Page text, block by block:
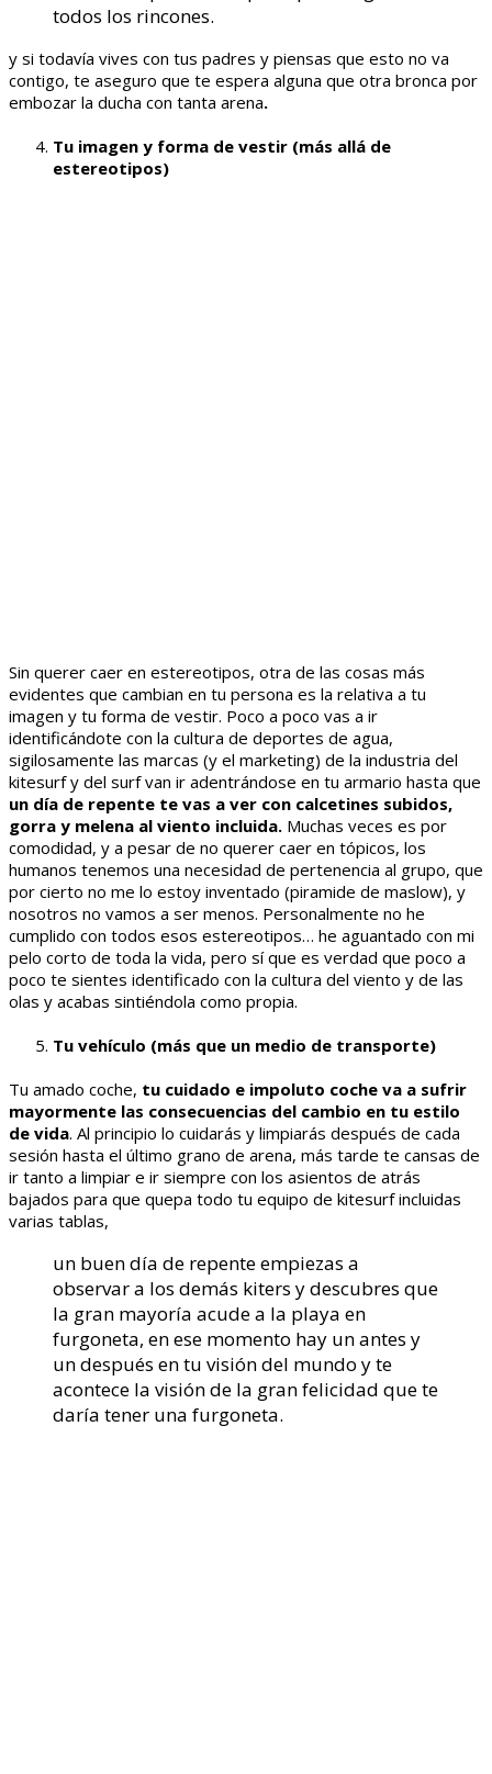
todos los rincones.
y si todavía vives con tus padres y piensas que esto no va
contigo, te aseguro que te espera alguna que otra bronca por
embozar la ducha con tanta arena.
Tu imagen y forma de vestir (más allá de
estereotipos)
Sin querer caer en estereotipos, otra de las cosas más
evidentes que cambian en tu persona es la relativa a tu
imagen y tu forma de vestir. Poco a poco vas a ir
identificándote con la cultura de deportes de agua,
sigilosamente las marcas (y el marketing) de la industria del
kitesurf y del surf van ir adentrándose en tu armario hasta que
un día de repente te vas a ver con calcetines subidos,
gorra y melena al viento incluida. Muchas veces es por
comodidad, y a pesar de no querer caer en tópicos, los
humanos tenemos una necesidad de pertenencia al grupo, que
por cierto no me lo estoy inventado (piramide de maslow), y
nosotros no vamos a ser menos. Personalmente no he
cumplido con todos esos estereotipos… he aguantado con mi
pelo corto de toda la vida, pero sí que es verdad que poco a
poco te sientes identificado con la cultura del viento y de las
olas y acabas sintiéndola como propia.
Tu vehículo (más que un medio de transporte)
Tu amado coche, tu cuidado e impoluto coche va a sufrir
mayormente las consecuencias del cambio en tu estilo
de vida. Al principio lo cuidarás y limpiarás después de cada
sesión hasta el último grano de arena, más tarde te cansas de
ir tanto a limpiar e ir siempre con los asientos de atrás
bajados para que quepa todo tu equipo de kitesurf incluidas
varias tablas,
un buen día de repente empiezas a
observar a los demás kiters y descubres que
la gran mayoría acude a la playa en
furgoneta, en ese momento hay un antes y
un después en tu visión del mundo y te
acontece la visión de la gran felicidad que te
daría tener una furgoneta.